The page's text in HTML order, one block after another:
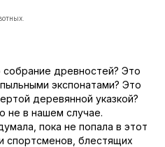
древностей? Это
экспонатами? Это
деревянной указкой?
не в нашем случае.
пока не попала в этот
спортсменов, блестящих